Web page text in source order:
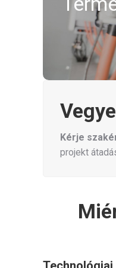
elemei
Kérje
projekt